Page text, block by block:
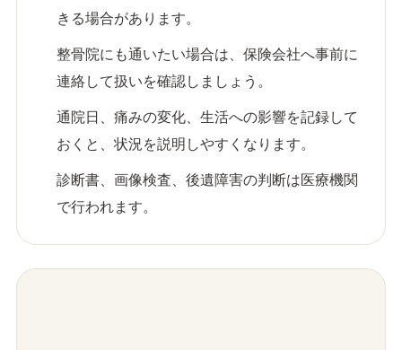
きる場合があります。
整骨院にも通いたい場合は、保険会社へ事前に
連絡して扱いを確認しましょう。
通院日、痛みの変化、生活への影響を記録して
おくと、状況を説明しやすくなります。
診断書、画像検査、後遺障害の判断は医療機関
で行われます。